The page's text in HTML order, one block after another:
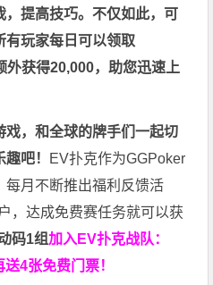
提高技巧。不仅如此， 可
有玩家每日可以领取
外获得20,000，助您迅速上
戏，和全球的牌手们一起切
吧！ EV扑克作为GGPoker
每月不断推出福利反馈活
，达成免费赛任务就可以获
码1组加入EV扑克战队：
送4张免费门票！